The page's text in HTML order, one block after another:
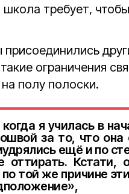
требует,
ограничения
полу полоски.
я училась в
за то, что
ещё и по
оттирать.
той же причине